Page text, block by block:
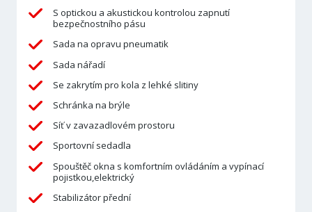
S optickou a akustickou kontrolou zapnutí
bezpečnostního pásu
Sada na opravu pneumatik
Sada nářadí
Se zakrytím pro kola z lehké slitiny
Schránka na brýle
Síť v zavazadlovém prostoru
Sportovní sedadla
Spouštěč okna s komfortním ovládáním a vypínací
pojistkou,elektrický
Stabilizátor přední